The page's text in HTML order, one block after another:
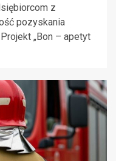
z
pozyskania
„Bon – apetyt